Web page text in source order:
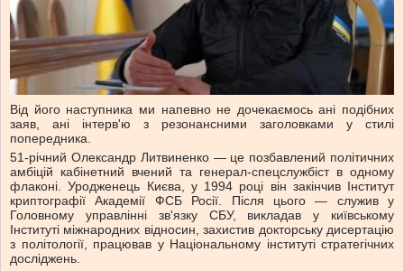
Від його наступника ми напевно не дочекаємось ані подібних
заяв, ані інтерв'ю з резонансними заголовками у стилі
попередника.
51-річний Олександр Литвиненко — це позбавлений політичних
амбіцій кабінетний вчений та генерал-спецслужбіст в одному
флаконі. Уродженець Києва, у 1994 році він закінчив Інститут
криптографії Академії ФСБ Росії. Після цього — служив у
Головному управлінні зв'язку СБУ, викладав у київському
Інституті міжнародних відносин, захистив докторську дисертацію
з політології, працював у Національному інституті стратегічних
досліджень.